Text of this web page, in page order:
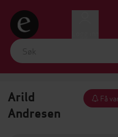
Arild
Andresen
Få